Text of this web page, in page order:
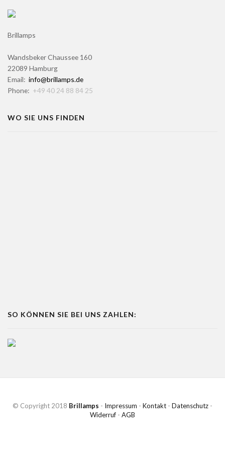
Brillamps
Wandsbeker Chaussee 160
22089 Hamburg
Email: info@brillamps.de
Phone: +49 40 24 88 84 25
WO SIE UNS FINDEN
SO KÖNNEN SIE BEI UNS ZAHLEN:
© Copyright 2018 Brillamps - Impressum - Kontakt - Datenschutz -
Widerruf - AGB